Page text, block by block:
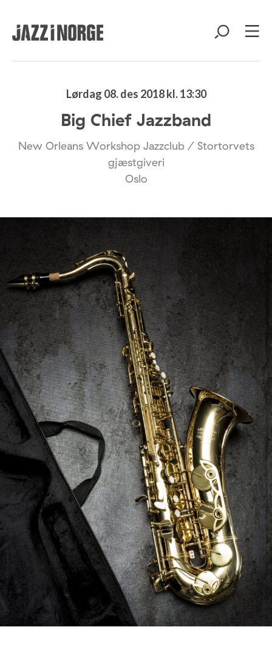
Lørdag 08. des 2018 kl. 13:30
Big Chief Jazzband
New Orleans Workshop Jazzclub / Stortorvets
gjæstgiveri
Oslo